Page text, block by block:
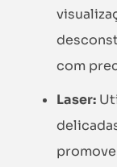
com
Laser: